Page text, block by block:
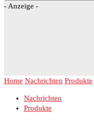
- Anzeige -
Home Nachrichten Produkte
Nachrichten
Produkte